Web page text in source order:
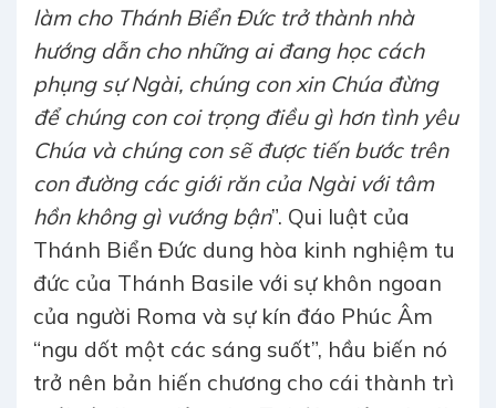
làm cho Thánh Biển Đức trở thành nhà
hướng dẫn cho những ai đang học cách
phụng sự Ngài, chúng con xin Chúa đừng
để chúng con coi trọng điều gì hơn tình yêu
Chúa và chúng con sẽ được tiến bước trên
con đường các giới răn của Ngài với tâm
hồn không gì vướng bận”. Qui luật của
Thánh Biển Đức dung hòa kinh nghiệm tu
đức của Thánh Basile với sự khôn ngoan
của người Roma và sự kín đáo Phúc Âm
“ngu dốt một các sáng suốt”, hầu biến nó
trở nên bản hiến chương cho cái thành trì